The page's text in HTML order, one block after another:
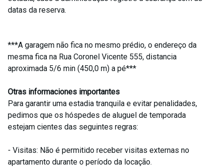
datas da reserva.
***A garagem não fica no mesmo prédio, o endereço da
mesma fica na Rua Coronel Vicente 555, distancia
aproximada 5/6 min (450,0 m) a pé***
Otras informaciones importantes
Para garantir uma estadia tranquila e evitar penalidades,
pedimos que os hóspedes de aluguel de temporada
estejam cientes das seguintes regras:
- Visitas: Não é permitido receber visitas externas no
apartamento durante o período da locação.